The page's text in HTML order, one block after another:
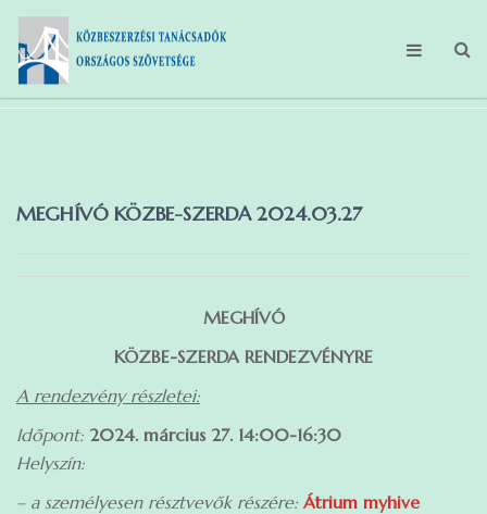
TEVÉKENYSÉGEINK
MEGHÍVÓ KÖZBE-SZERDA 2024.03.27
MEGHÍVÓ
KÖZBE-SZERDA RENDEZVÉNYRE
A rendezvény részletei:
Időpont: 2024. március 27. 14:00-16:30
Helyszín:
– a személyesen résztvevők részére: Átrium myhive